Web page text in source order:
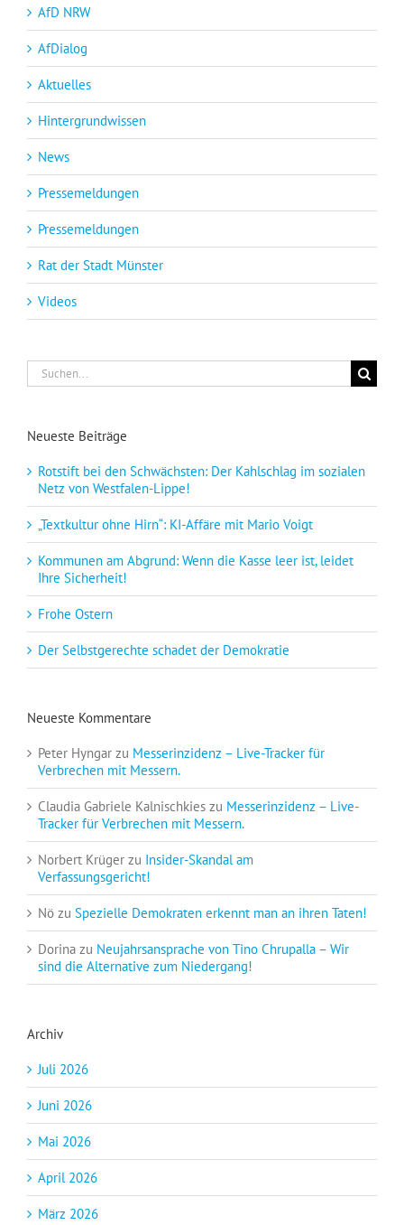
AfD NRW
AfDialog
Aktuelles
Hintergrundwissen
News
Pressemeldungen
Pressemeldungen
Rat der Stadt Münster
Videos
Suche
nach:
Neueste Beiträge
Rotstift bei den Schwächsten: Der Kahlschlag im sozialen
Netz von Westfalen-Lippe!
„Textkultur ohne Hirn“: KI-Affäre mit Mario Voigt
Kommunen am Abgrund: Wenn die Kasse leer ist, leidet
Ihre Sicherheit!
Frohe Ostern
Der Selbstgerechte schadet der Demokratie
Neueste Kommentare
Peter Hyngar zu Messerinzidenz – Live-Tracker für
Verbrechen mit Messern.
Claudia Gabriele Kalnischkies zu Messerinzidenz – Live-
Tracker für Verbrechen mit Messern.
Norbert Krüger zu Insider-Skandal am
Verfassungsgericht!
Nö zu Spezielle Demokraten erkennt man an ihren Taten!
Dorina zu Neujahrsansprache von Tino Chrupalla – Wir
sind die Alternative zum Niedergang!
Archiv
Juli 2026
Juni 2026
Mai 2026
April 2026
März 2026